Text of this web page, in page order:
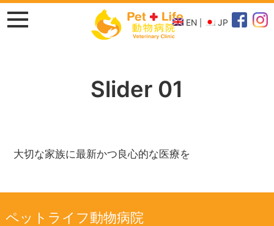
EN JP
Slider 01
大切な家族に最新かつ良心的な医療を
ペットライフ動物病院